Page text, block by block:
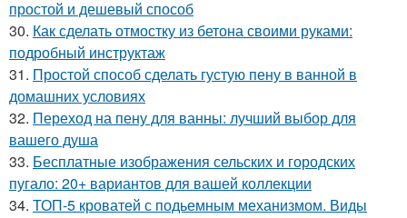
простой и дешевый способ
30. Как сделать отмостку из бетона своими руками:
подробный инструктаж
31. Простой способ сделать густую пену в ванной в
домашних условиях
32. Переход на пену для ванны: лучший выбор для
вашего душа
33. Бесплатные изображения сельских и городских
пугало: 20+ вариантов для вашей коллекции
34. ТОП-5 кроватей с подьемным механизмом. Виды